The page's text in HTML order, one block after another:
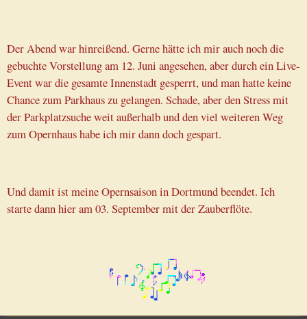
Der Abend war hinreißend. Gerne hätte ich mir auch noch die
gebuchte Vorstellung am 12. Juni angesehen, aber durch ein Live-
Event war die gesamte Innenstadt gesperrt, und man hatte keine
Chance zum Parkhaus zu gelangen. Schade, aber den Stress mit
der Parkplatzsuche weit außerhalb und den viel weiteren Weg
zum Opernhaus habe ich mir dann doch gespart.
Und damit ist meine Opernsaison in Dortmund beendet. Ich
starte dann hier am 03. September mit der Zauberflöte.